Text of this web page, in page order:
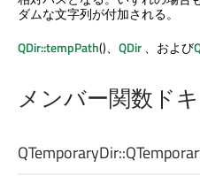
ダムな文字列が付加される。
QDir::tempPath()、 QDir、および
メンバー関数ド
QTemporaryDir::